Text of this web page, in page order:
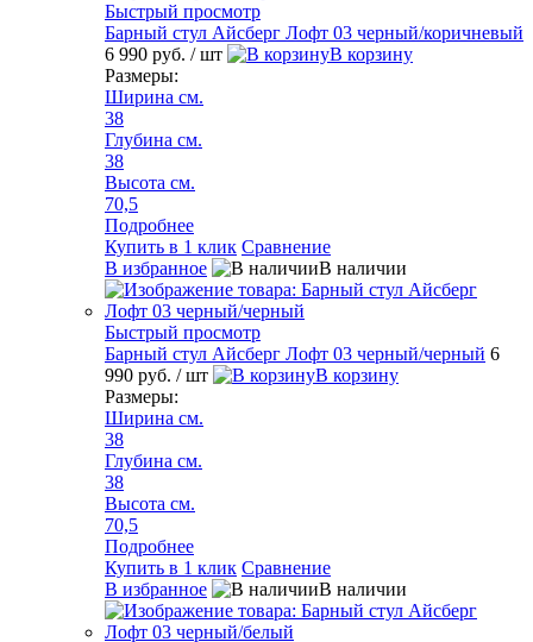
Быстрый просмотр
Барный стул Айсберг Лофт 03 черный/коричневый
6 990 руб. / шт
В корзину
Размеры:
Ширина см.
38
Глубина см.
38
Высота см.
70,5
Подробнее
Купить в 1 клик Сравнение
В избранное
В наличии
Быстрый просмотр
Барный стул Айсберг Лофт 03 черный/черный 6
990 руб. / шт
В корзину
Размеры:
Ширина см.
38
Глубина см.
38
Высота см.
70,5
Подробнее
Купить в 1 клик Сравнение
В избранное
В наличии